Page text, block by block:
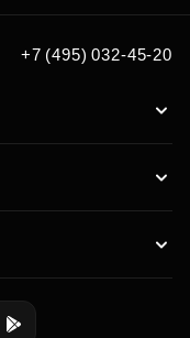
+7 (495) 032-45-20